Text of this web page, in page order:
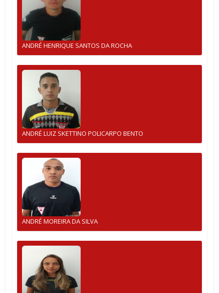
ANDRÉ HENRIQUE SANTOS DA ROCHA
ANDRÉ LUIZ SKETTINO POLICARPO BENTO
ANDRÉ MOREIRA DA SILVA